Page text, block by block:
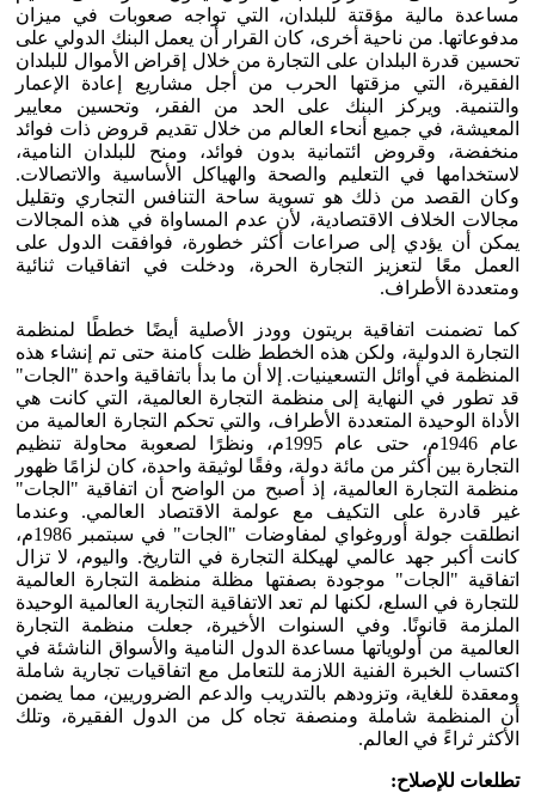
مساعدة مالية مؤقتة للبلدان، التي تواجه صعوبات في ميزان
مدفوعاتها. من ناحية أخرى، كان القرار أن يعمل البنك الدولي على
تحسين قدرة البلدان على التجارة من خلال إقراض الأموال للبلدان
الفقيرة، التي مزقتها الحرب من أجل مشاريع إعادة الإعمار
والتنمية. ويركز البنك على الحد من الفقر، وتحسين معايير
المعيشة، في جميع أنحاء العالم من خلال تقديم قروض ذات فوائد
منخفضة، وقروض ائتمانية بدون فوائد، ومنح للبلدان النامية،
لاستخدامها في التعليم والصحة والهياكل الأساسية والاتصالات.
وكان القصد من ذلك هو تسوية ساحة التنافس التجاري وتقليل
مجالات الخلاف الاقتصادية، لأن عدم المساواة في هذه المجالات
يمكن أن يؤدي إلى صراعات أكثر خطورة، فوافقت الدول على
العمل معًا لتعزيز التجارة الحرة، ودخلت في اتفاقيات ثنائية
ومتعددة الأطراف.
كما تضمنت اتفاقية بريتون وودز الأصلية أيضًا خططًا لمنظمة
التجارة الدولية، ولكن هذه الخطط ظلت كامنة حتى تم إنشاء هذه
المنظمة في أوائل التسعينيات. إلا أن ما بدأ باتفاقية واحدة "الجات"
قد تطور في النهاية إلى منظمة التجارة العالمية، التي كانت هي
الأداة الوحيدة المتعددة الأطراف، والتي تحكم التجارة العالمية من
عام 1946م، حتى عام 1995م، ونظرًا لصعوبة محاولة تنظيم
التجارة بين أكثر من مائة دولة، وفقًا لوثيقة واحدة، كان لزامًا ظهور
منظمة التجارة العالمية، إذ أصبح من الواضح أن اتفاقية "الجات"
غير قادرة على التكيف مع عولمة الاقتصاد العالمي. وعندما
انطلقت جولة أوروغواي لمفاوضات "الجات" في سبتمبر 1986م،
كانت أكبر جهد عالمي لهيكلة التجارة في التاريخ. واليوم، لا تزال
اتفاقية "الجات" موجودة بصفتها مظلة منظمة التجارة العالمية
للتجارة في السلع، لكنها لم تعد الاتفاقية التجارية العالمية الوحيدة
الملزمة قانونًا. وفي السنوات الأخيرة، جعلت منظمة التجارة
العالمية من أولوياتها مساعدة الدول النامية والأسواق الناشئة في
اكتساب الخبرة الفنية اللازمة للتعامل مع اتفاقيات تجارية شاملة
ومعقدة للغاية، وتزودهم بالتدريب والدعم الضروريين، مما يضمن
أن المنظمة شاملة ومنصفة تجاه كل من الدول الفقيرة، وتلك
الأكثر ثراءً في العالم.
تطلعات للإصلاح: